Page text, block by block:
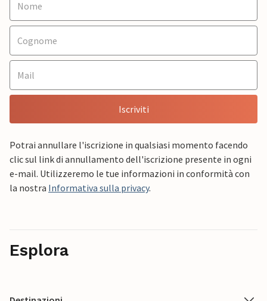
Iscriviti
Potrai annullare l'iscrizione in qualsiasi momento facendo
clic sul link di annullamento dell'iscrizione presente in ogni
e-mail. Utilizzeremo le tue informazioni in conformità con
la nostra Informativa sulla privacy.
Esplora